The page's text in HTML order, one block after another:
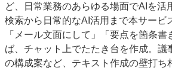
ど、日常業務のあらゆる場面でAIを活
検索から日常的なAI活用まで本サービ
「メール文面にして」「要点を箇条
ば、チャット上でたたき台を作成。議
の構成案など、テキスト作成の壁打ち